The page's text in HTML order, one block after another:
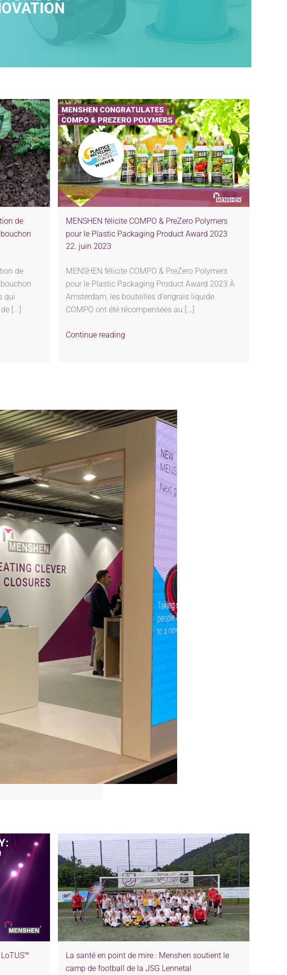
de
de
qui
[...]
MENSHEN félicite COMPO & PreZero Polymers
pour le Plastic Packaging Product Award 2023
22. juin 2023
MENSHEN félicite COMPO & PreZero Polymers
pour le Plastic Packaging Product Award 2023 À
Amsterdam, les bouteilles d’engrais liquide
COMPO ont été récompensées au [...]
Continue reading
La santé en point de mire : Menshen soutient le
camp de football de la JSG Lennetal